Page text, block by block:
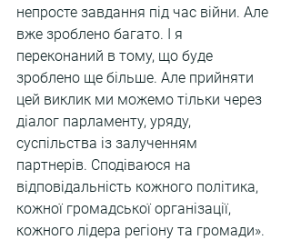
непросте завдання під час війни. Але
вже зроблено багато. І я
переконаний в тому, що буде
зроблено ще більше. Але прийняти
цей виклик ми можемо тільки через
діалог парламенту, уряду,
суспільства із залученням
партнерів. Сподіваюся на
відповідальність кожного політика,
кожної громадської організації,
кожного лідера регіону та громади».